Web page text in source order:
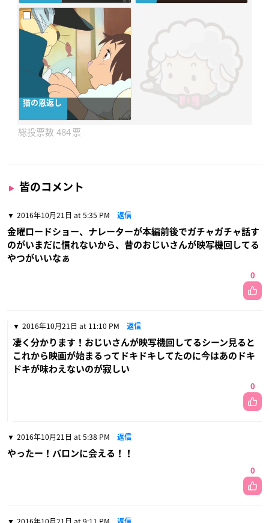
猫の恩返し
484
皆のコメント
2016年10月21日 at 5:35 PM 返信
金曜ロードショー、ナレーターが本編前後でガチャガチャ話す
のがいまだに慣れないから、昔のおじいさんが映写機回してる
やつがいいなぁ
0
2016年10月21日 at 11:10 PM 返信
凄く分かります！おじいさんが映写機回してるシーン見ると
これから映画が始まるってドキドキしてたのに今はあのドキ
ドキが味わえないのが寂しい
0
2016年10月21日 at 5:38 PM 返信
やったー！バロンに会える！！
0
返信